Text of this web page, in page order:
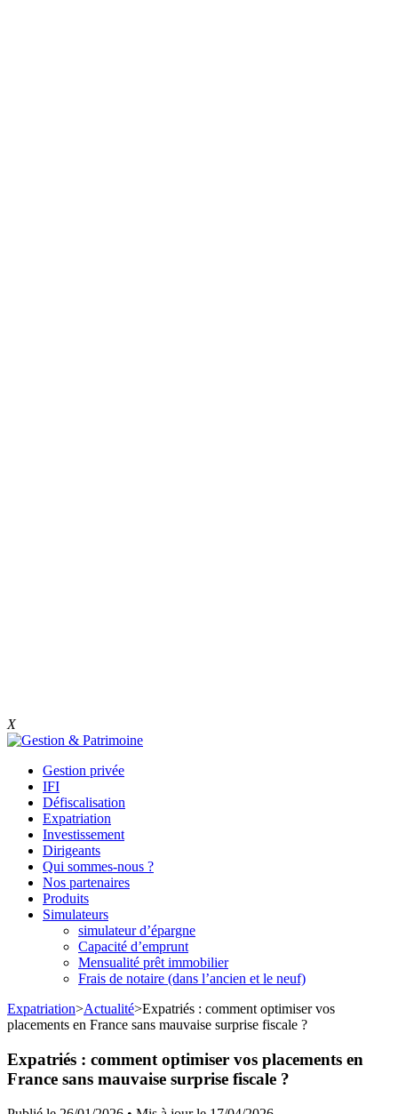
X
Gestion privée
IFI
Défiscalisation
Expatriation
Investissement
Dirigeants
Qui sommes-nous ?
Nos partenaires
Produits
Simulateurs
simulateur d’épargne
Capacité d’emprunt
Mensualité prêt immobilier
Frais de notaire (dans l’ancien et le neuf)
Expatriation>Actualité>Expatriés : comment optimiser vos
placements en France sans mauvaise surprise fiscale ?
Expatriés : comment optimiser vos placements en
France sans mauvaise surprise fiscale ?